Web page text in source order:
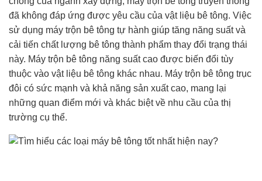
đã không đáp ứng được yêu cầu của vật liệu bê tông. Việc
sử dụng máy trộn bê tông tự hành giúp tăng năng suất và
cải tiến chất lượng bê tông thành phẩm thay đổi trạng thái
này. Máy trộn bê tông năng suất cao được biến đổi tùy
thuộc vào vật liệu bê tông khác nhau. Máy trộn bê tông trục
đôi có sức mạnh và khả năng sản xuất cao, mang lại
những quan điểm mới và khác biệt về nhu cầu của thị
trường cụ thể.